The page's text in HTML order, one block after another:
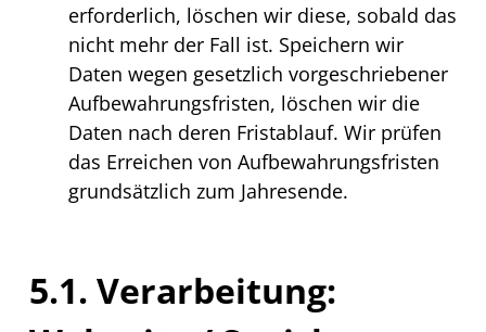
erforderlich, löschen wir diese, sobald das
nicht mehr der Fall ist. Speichern wir
Daten wegen gesetzlich vorgeschriebener
Aufbewahrungsfristen, löschen wir die
Daten nach deren Fristablauf. Wir prüfen
das Erreichen von Aufbewahrungsfristen
grundsätzlich zum Jahresende.
5.1. Verarbeitung: